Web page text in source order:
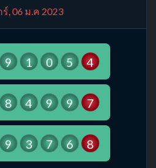
, 06 ม.ค 2023
9 1 0 5 4
8 4 9 9 7
9 3 7 6 8